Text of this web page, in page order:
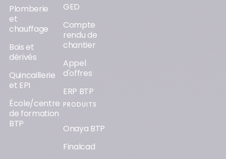
Plomberie
et
chauffage
Bois et
dérivés
Quincaillerie
et EPI
École/centre
de formation
BTP
GED
Compte
rendu de
chantier
Appel
d'offres
ERP BTP
PRODUITS
Onaya BTP
Finalcad